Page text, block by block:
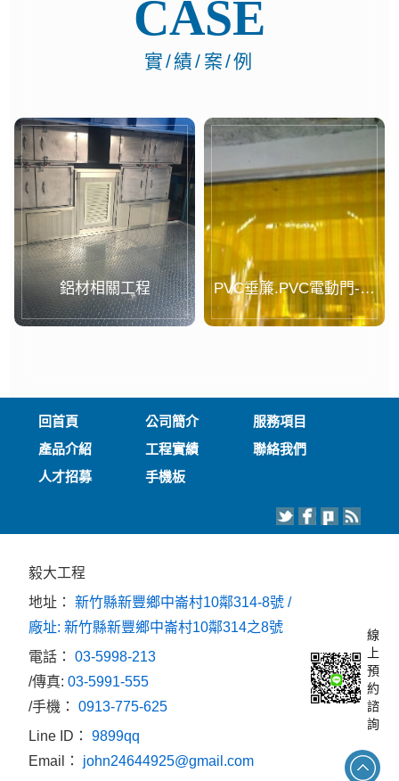
CASE
實/績/案/例
鋁材相關工程
PVC垂簾.PVC電動門-案
例...
回首頁 公司簡介
服務項目
產品介紹
工程實績
聯絡我們
人才招募
手機板
毅大工程
地址：新竹縣新豐鄉中崙村10鄰314-8號 /
廠址: 新竹縣新豐鄉中崙村10鄰314之8號
電話：03-5998-213
/傳真:03-5991-555
/手機：0913-775-625
Line ID：9899qq
Email： john24644925@gmail.com
線
上
預
約
諮
詢